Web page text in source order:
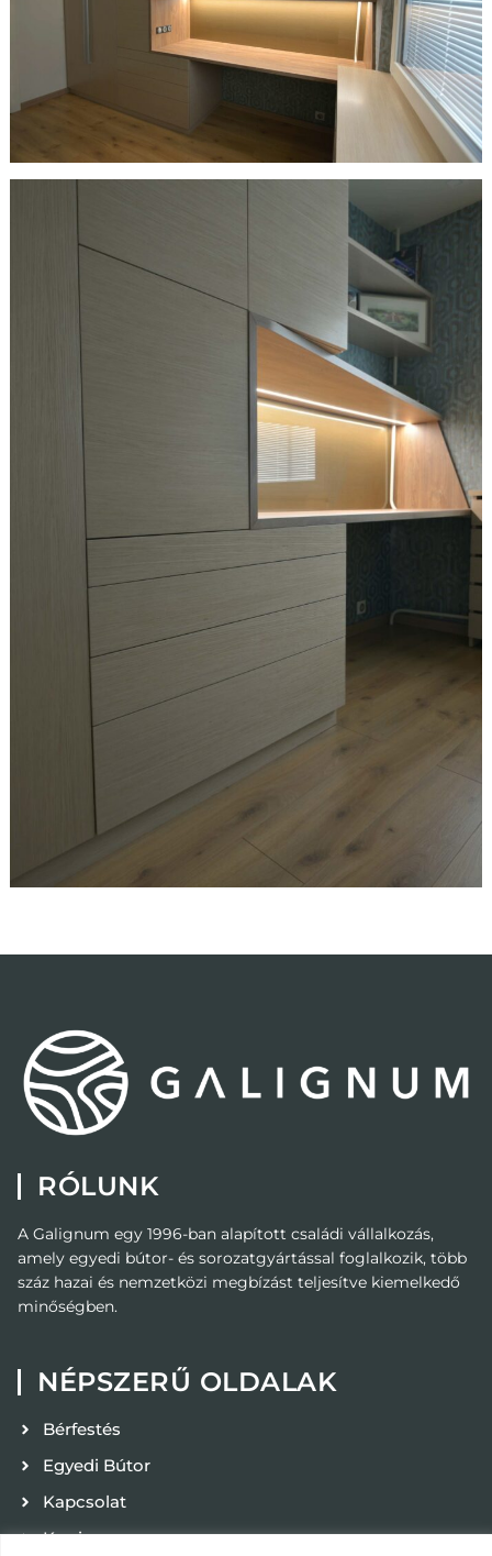
RÓLUNK
A Galignum egy 1996-ban alapított családi vállalkozás,
amely egyedi bútor- és sorozatgyártással foglalkozik, több
száz hazai és nemzetközi megbízást teljesítve kiemelkedő
minőségben.
NÉPSZERŰ OLDALAK
Bérfestés
Egyedi Bútor
Kapcsolat
Karrier